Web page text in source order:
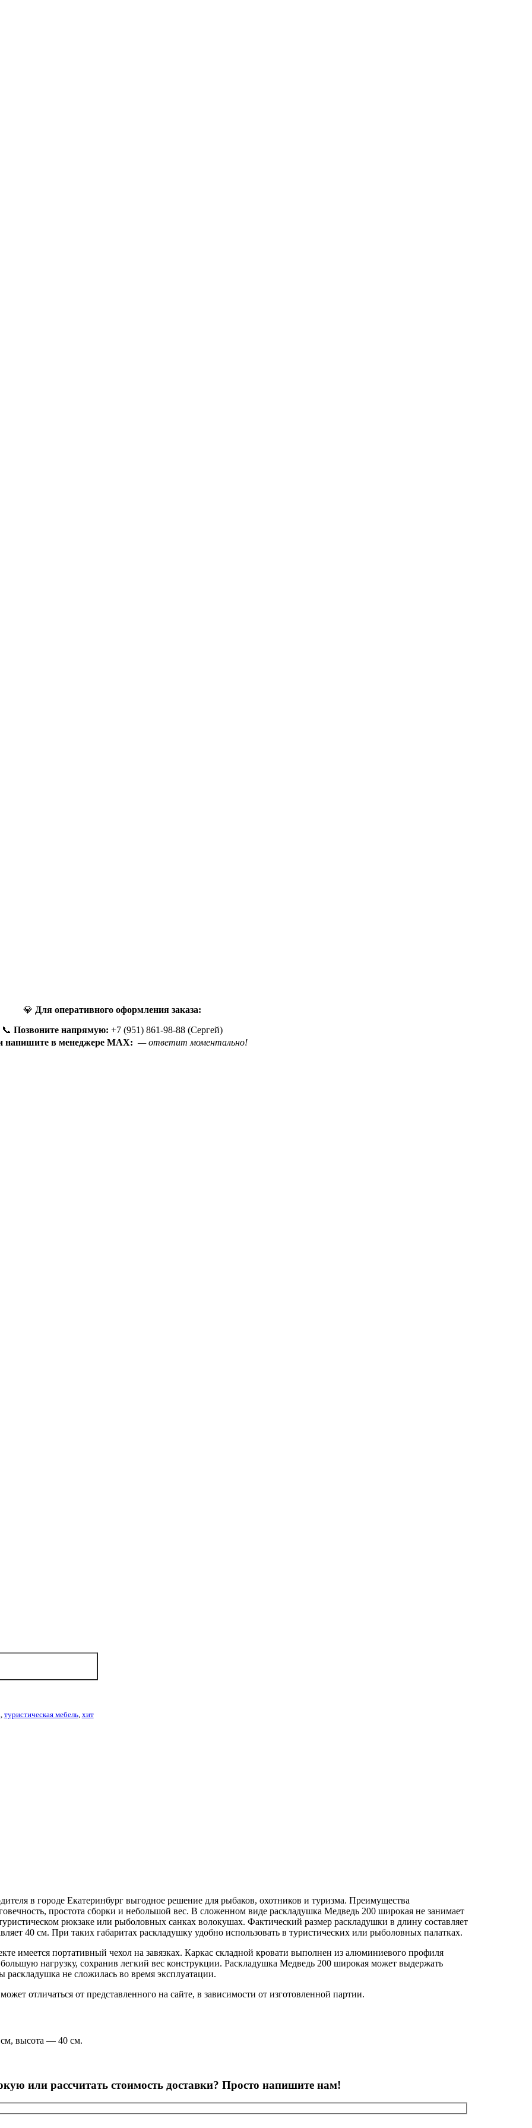
💎 Для оперативного оформления заказа:
📞 Позвоните напрямую: +7 (951) 861-98-88 (Сергей)
напишите в менеджере MAX: — ответит моментально!
, туристическая мебель, хит
в городе Екатеринбург выгодное решение для рыбаков, охотников и туризма. Преимущества
простота сборки и небольшой вес. В сложенном виде раскладушка Медведь 200 широкая не занимает
рюкзаке или рыболовных санках волокушах. Фактический размер раскладушки в длину составляет
40 см. При таких габаритах раскладушку удобно использовать в туристических или рыболовных палатках.
имеется портативный чехол на завязках. Каркас складной кровати выполнен из алюминиевого профиля
нагрузку, сохранив легкий вес конструкции. Раскладушка Медведь 200 широкая может выдержать
раскладушка не сложилась во время эксплуатации.
отличаться от представленного на сайте, в зависимости от изготовленной партии.
высота — 40 см.
или рассчитать стоимость доставки? Просто напишите нам!